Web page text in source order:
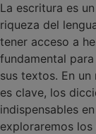
La escritura es
riqueza del
tener acceso a
fundamental
sus textos. En
es clave, los
indispensables
exploraremos